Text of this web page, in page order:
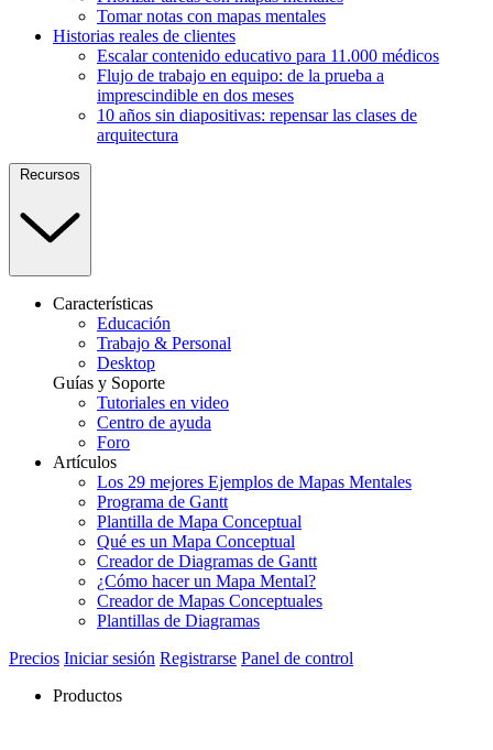
Tomar notas con mapas mentales
Historias reales de clientes
Escalar contenido educativo para 11.000 médicos
Flujo de trabajo en equipo: de la prueba a
imprescindible en dos meses
10 años sin diapositivas: repensar las clases de
arquitectura
Recursos
Características
Educación
Trabajo & Personal
Desktop
Guías y Soporte
Tutoriales en video
Centro de ayuda
Foro
Artículos
Los 29 mejores Ejemplos de Mapas Mentales
Programa de Gantt
Plantilla de Mapa Conceptual
Qué es un Mapa Conceptual
Creador de Diagramas de Gantt
¿Cómo hacer un Mapa Mental?
Creador de Mapas Conceptuales
Plantillas de Diagramas
Precios Iniciar sesión Registrarse Panel de control
Productos